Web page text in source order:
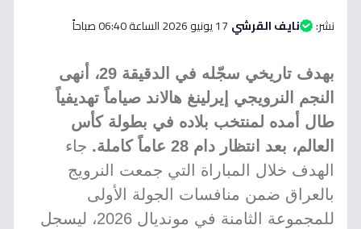
نشر: نايف القرشي 17 يونيو 2026 الساعة 06:40 صباحاً
بهدف تاريخي سجّله في الدقيقة 29، أنهى
النجم النرويجي إيرلينغ هالاند صياماً تهديفياً
طال أمده لمنتخب بلاده في بطولة كأس
العالم، بعد انتظار دام 28 عاماً كاملة.
جاء
الهدف خلال المباراة التي جمعت النرويج
بالعراق ضمن منافسات الجولة الأولى
للمجموعة الثامنة في مونديال 2026، ليسجل